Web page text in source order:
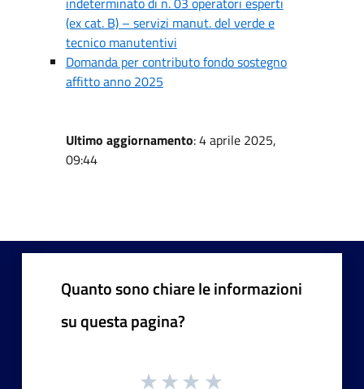
(ex cat. B) – servizi manut. del verde e
tecnico manutentivi
Domanda per contributo fondo sostegno
affitto anno 2025
Ultimo aggiornamento: 4 aprile 2025,
09:44
Quanto sono chiare le informazioni
su questa pagina?